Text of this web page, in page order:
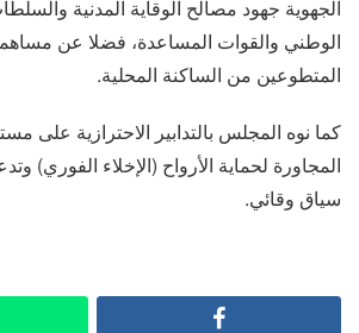
الجهوية جهود مصالح الوقاية المدنية
الوطني والقوات المساعدة، فضلا عن
المتطوعين من الساكنة المحلية.
كما نوه المجلس بالتدابير الاحترازية على
المجاورة لحماية الأرواح (الإخلاء الفوري)
سياق وقائي.